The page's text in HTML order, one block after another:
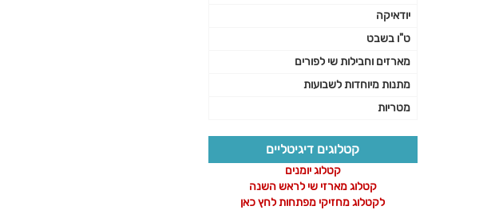
יודאיקה
ט"ו בשבט
מארזים וחבילות שי לפורים
מתנות מיוחדות לשבועות
מטריות
קטלוגים דיגיטליים
קטלוג יומנים
קטלוג מארזי שי לראש השנה
לקטלוג מחזיקי מפתחות לחץ כאן